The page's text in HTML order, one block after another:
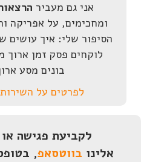
אני גם מעביר
ומחכימים, על אפריקה
הסיפור שלי: איך עושים
לוקחים פסק זמן
בונים מסע
לפרטים על
לקביעת פגישה
אלינו בווטסאפ,